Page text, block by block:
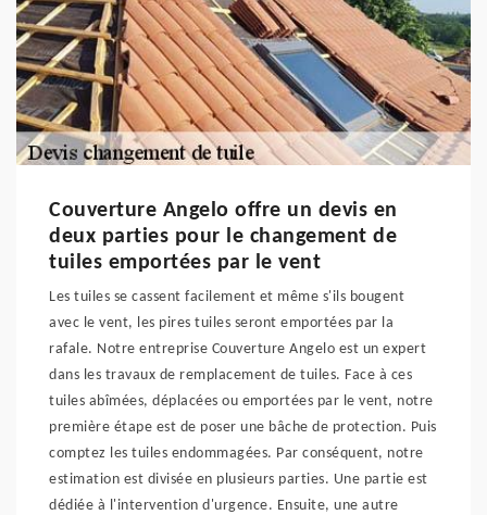
Couverture Angelo offre un devis en
deux parties pour le changement de
tuiles emportées par le vent
Les tuiles se cassent facilement et même s'ils bougent
avec le vent, les pires tuiles seront emportées par la
rafale. Notre entreprise Couverture Angelo est un expert
dans les travaux de remplacement de tuiles. Face à ces
tuiles abîmées, déplacées ou emportées par le vent, notre
première étape est de poser une bâche de protection. Puis
comptez les tuiles endommagées. Par conséquent, notre
estimation est divisée en plusieurs parties. Une partie est
dédiée à l'intervention d'urgence. Ensuite, une autre